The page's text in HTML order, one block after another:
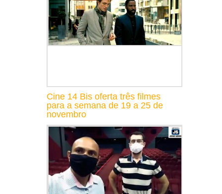
Cine 14 Bis oferta três filmes
para a semana de 19 a 25 de
novembro